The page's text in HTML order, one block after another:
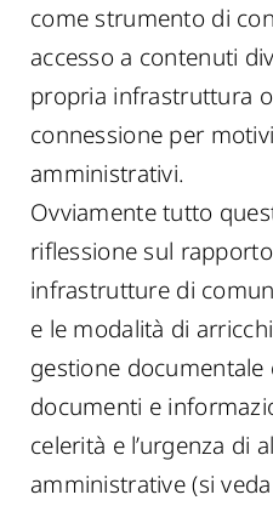
come strumento di
accesso a contenuti
propria infrastruttura
connessione per
amministrativi.
Ovviamente tutto
riflessione sul
infrastrutture di
e le modalità di
gestione
documenti e
celerità e l’urgenza di
amministrative (si